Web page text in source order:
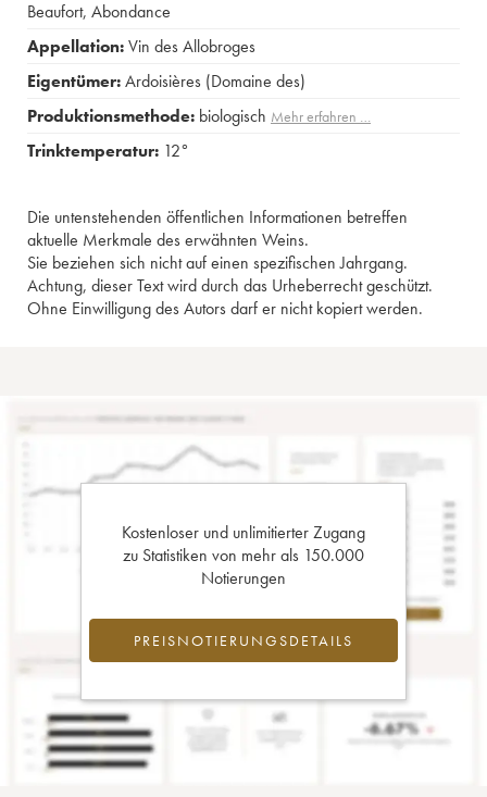
Beaufort, Abondance
Appellation:Vin des Allobroges
Eigentümer:Ardoisières (Domaine des)
Produktionsmethode: biologisch Mehr erfahren …
Trinktemperatur: 12°
Die untenstehenden öffentlichen Informationen betreffen
aktuelle Merkmale des erwähnten Weins.
Sie beziehen sich nicht auf einen spezifischen Jahrgang.
Achtung, dieser Text wird durch das Urheberrecht geschützt.
Ohne Einwilligung des Autors darf er nicht kopiert werden.
Kostenloser und unlimitierter Zugang
zu Statistiken von mehr als 150.000
Notierungen
PREISNOTIERUNGSDETAILS